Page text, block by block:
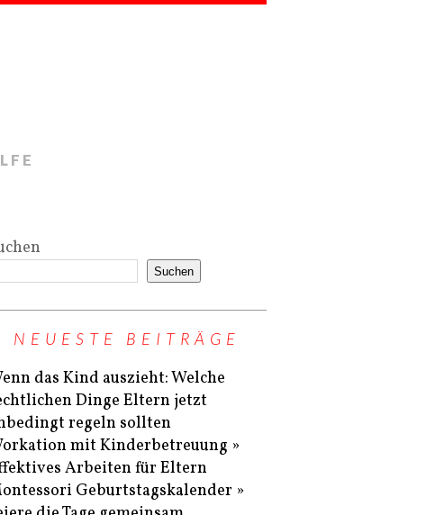
Suchen
NEUESTE BEITRÄGE
das Kind auszieht: Welche
Dinge Eltern jetzt
regeln sollten
mit Kinderbetreuung »
Arbeiten für Eltern
Geburtstagskalender »